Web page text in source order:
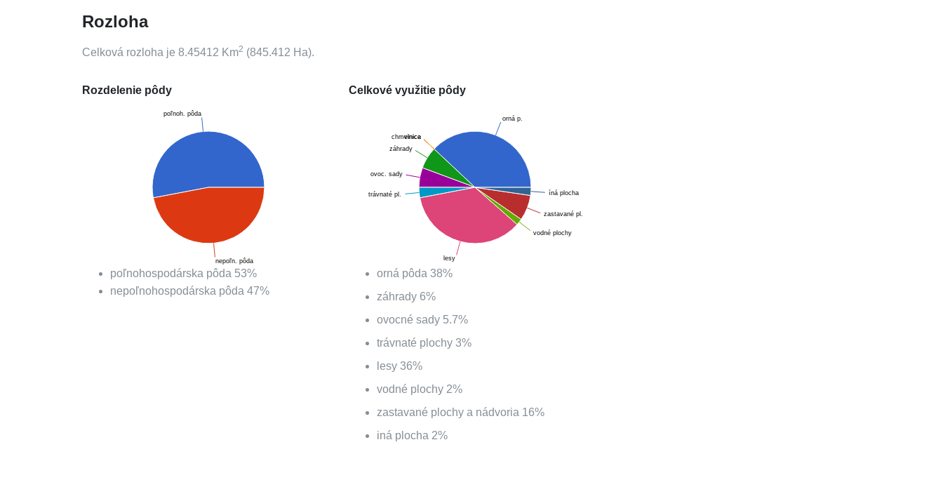
Rozloha
Celková rozloha je 8.45412 Km2 (845.412 Ha).
Rozdelenie pôdy
poľnoh. pôda
nepoľn. pôda
poľnohospodárska pôda 53%
nepoľnohospodárska pôda 47%
Celkové využitie pôdy
orná p.
chmelnica
vinice
záhrady
ovoc. sady
trávnaté pl.
lesy
vodné plochy
zastavané pl.
íná plocha
orná pôda 38%
záhrady 6%
ovocné sady 5.7%
trávnaté plochy 3%
lesy 36%
vodné plochy 2%
zastavané plochy a nádvoria 16%
iná plocha 2%